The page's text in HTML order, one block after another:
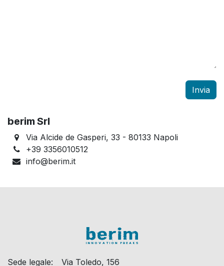
Invia
berim Srl
Via Alcide de Gasperi, 33 - 80133 Napoli
+39 3356010512
info@berim.it
Sede legale: ​Via Toledo, 156